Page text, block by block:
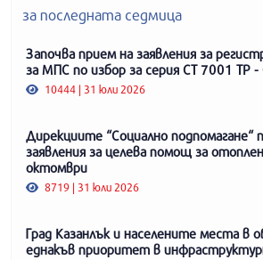
за последната седмица
Започва прием на заявления за
за МПС по избор за серия СТ 7001 ТР
10444 | 31 юли 2026
Дирекциите “Социално подпомагане“
заявления за целева помощ за
октомври
8719 | 31 юли 2026
Град Казанлък и населените места в
еднакъв приоритет в